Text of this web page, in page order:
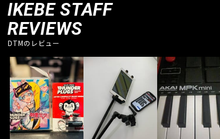
IKEBE STAFF
REVIEWS
DTMのレビュー